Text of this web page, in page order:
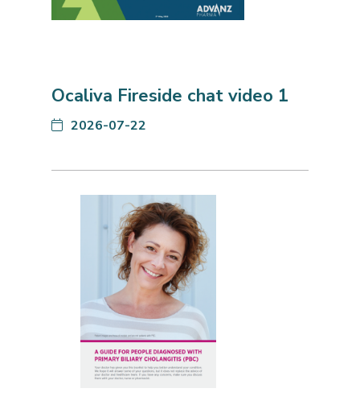
Ocaliva Fireside chat video 1
2026-07-22